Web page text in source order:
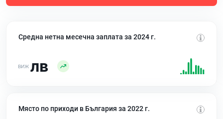
Средна нетна месечна заплата за 2024 г.
лв
Място по приходи в България за 2022 г.